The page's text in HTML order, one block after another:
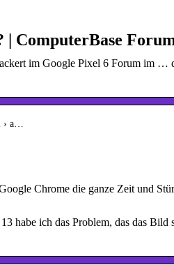
ComputerBase
im Google Pixel 6 Forum im …
a…
Chrome die ganze Zeit und
habe ich das Problem, das das